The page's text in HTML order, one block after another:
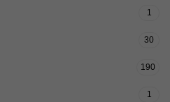
1
30
190
1